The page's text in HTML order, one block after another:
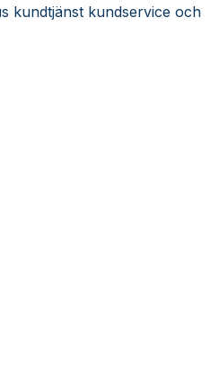
kundtjänst kundservice och